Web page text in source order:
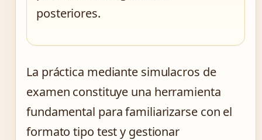
posteriores.
La práctica mediante simulacros de
examen constituye una herramienta
fundamental para familiarizarse con el
formato tipo test y gestionar